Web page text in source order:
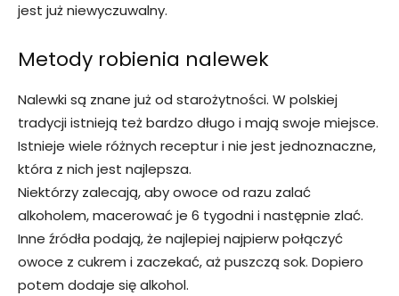
jest już niewyczuwalny.
Metody robienia nalewek
Nalewki są znane już od starożytności. W polskiej
tradycji istnieją też bardzo długo i mają swoje miejsce.
Istnieje wiele różnych receptur i nie jest jednoznaczne,
która z nich jest najlepsza.
Niektórzy zalecają, aby owoce od razu zalać
alkoholem, macerować je 6 tygodni i następnie zlać.
Inne źródła podają, że najlepiej najpierw połączyć
owoce z cukrem i zaczekać, aż puszczą sok. Dopiero
potem dodaje się alkohol.